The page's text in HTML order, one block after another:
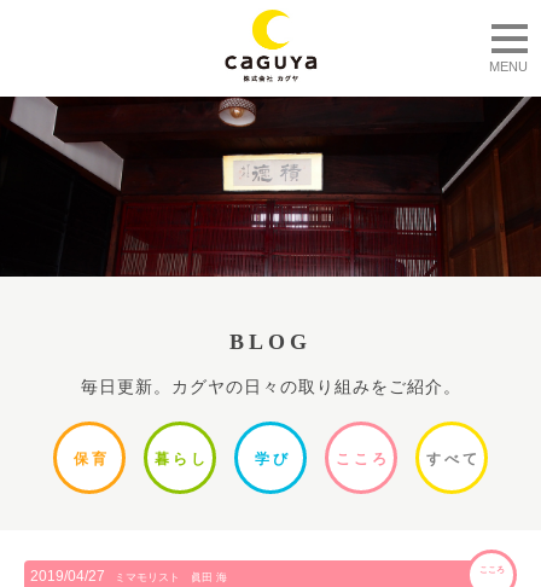
MENU
BLOG
毎日更新。カグヤの日々の取り組みをご紹介。
保 育 暮ら し 学 び ここ ろ すべて
2019/04/27 ミマモリスト 眞田 海
こころ